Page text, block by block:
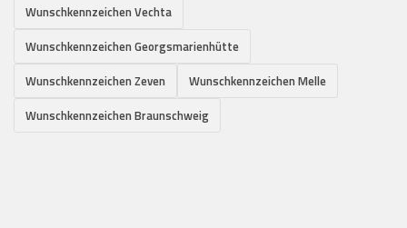
Wunschkennzeichen Vechta
Wunschkennzeichen Georgsmarienhütte
Wunschkennzeichen Zeven
Wunschkennzeichen Melle
Wunschkennzeichen Braunschweig